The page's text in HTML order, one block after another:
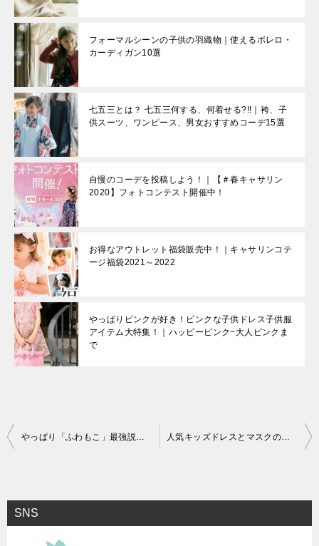
フォーマルシーンの子供の羽織物｜使えるボレロ・
カーディガン10選
七五三とは？ 七五三何する、何着せる?!!｜袴、子
供スーツ、ワンピース、男女おすすめコーデ15選
自慢のコーデを投稿しよう！｜【＃春キャサリン
2020】フォトコンテスト開催中！
お得なアウトレット福袋販売中！｜キャサリンコテ
ージ福袋2021～2022
やっぱりピンクが好き！ピンクな子供ドレス子供服
アイテム大特集！｜ハッピーピンク~大人ピンクま
で
投
ビ
ゲ
やっぱり「ふわもこ」最強説！ 季節感とかわいいを楽しむ秋冬ふわふわもこもこアイテム2020！ 人気キッズドレスとマスクのおしゃれな関係！｜子供ドレスマスクコーデ20選！
SNS